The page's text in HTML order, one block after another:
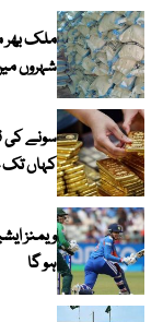
ملک بھر
شہروں میں 20 کلو تھیلا 100 روپے
سونے کی
کہاں تک
ہو گا